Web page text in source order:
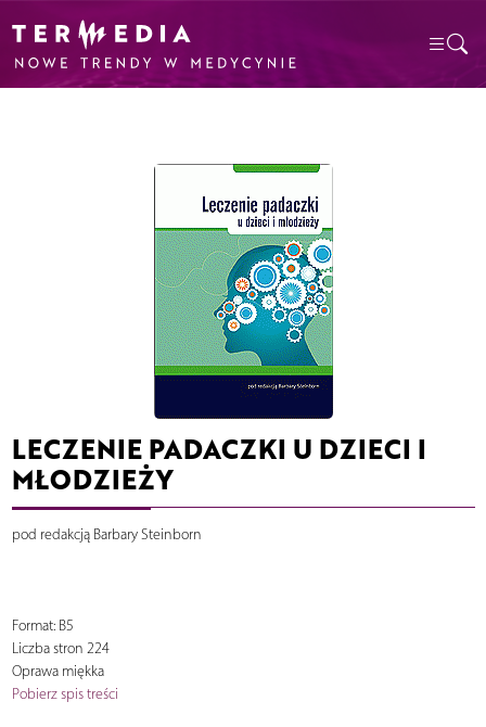
LECZENIE PADACZKI U DZIECI I
MŁODZIEŻY
pod redakcją Barbary Steinborn
Format: B5
Liczba stron 224
Oprawa miękka
Pobierz spis treści